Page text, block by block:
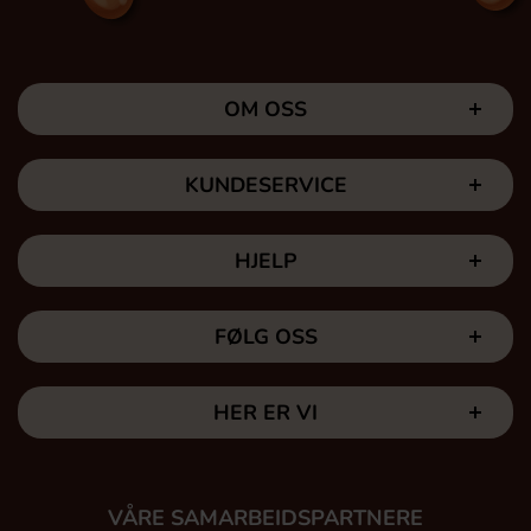
OM OSS
KUNDESERVICE
HJELP
FØLG OSS
HER ER VI
VÅRE SAMARBEIDSPARTNERE